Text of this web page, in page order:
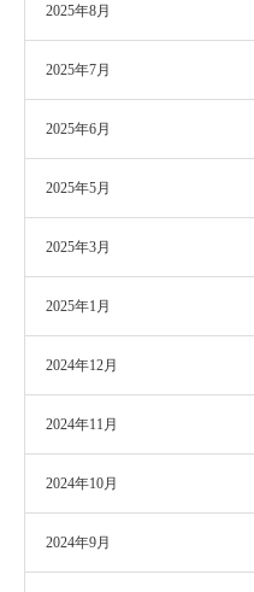
2025年8月
2025年7月
2025年6月
2025年5月
2025年3月
2025年1月
2024年12月
2024年11月
2024年10月
2024年9月